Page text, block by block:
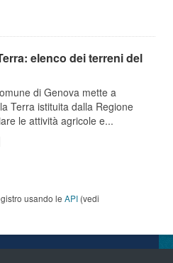
elenco dei terreni del
di Genova mette a
Terra istituita dalla Regione
le attività agricole e...
usando le API (vedi